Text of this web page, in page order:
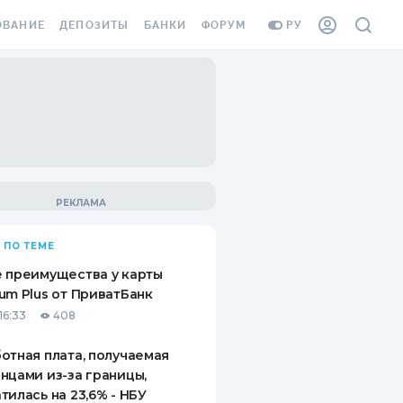
РУ
ВИНЬЕТКА
СОТРУДНИКОВ
ОТ
СЛУЧАЕВ
ДЕПОЗИТЫ
ВОПРОСЫ И ОТВЕТЫ
ПУТЕВОДИТЕЛИ ПО
БАНКИ ФОРУМ
ПО ТЕМЕ
преимущества у карты
Plus от ПриватБанк
408
плата, получаемая
из-за границы,
на 23,6% - НБУ